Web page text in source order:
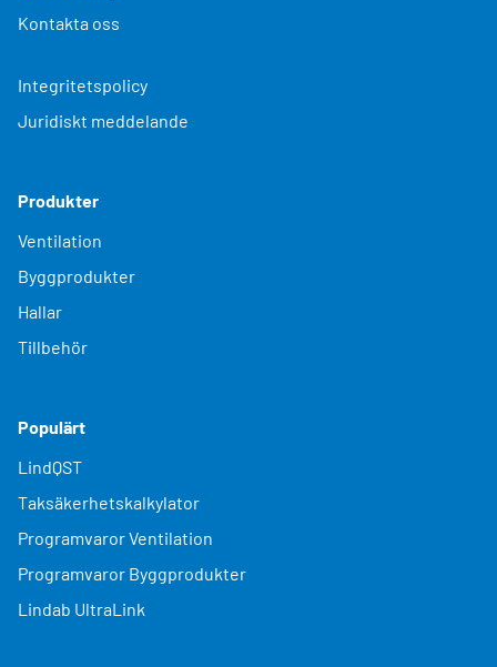
Kontakta oss
Integritetspolicy
Juridiskt meddelande
Produkter
Ventilation
Byggprodukter
Hallar
Tillbehör
Populärt
LindQST
Taksäkerhetskalkylator
Programvaror Ventilation
Programvaror Byggprodukter
Lindab UltraLink